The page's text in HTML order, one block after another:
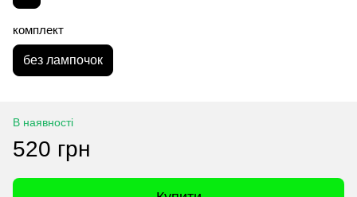
комплект
без лампочок
В наявності
520 грн